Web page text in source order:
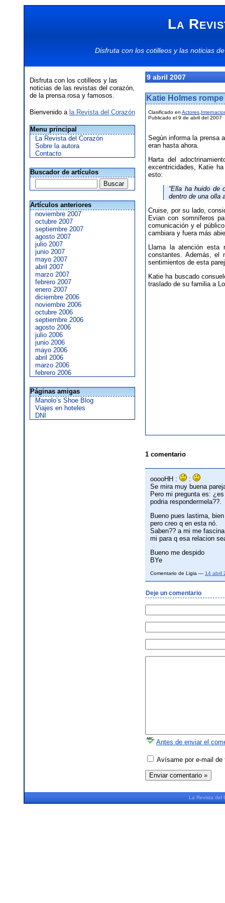
La
Disfruta con los cotilleosy las noticias
Disfruta con los cotilleos y las
noticias de las revistas del corazón,
de la prensa rosa y famosos.
Bienvenido a la Revista del Corazón
Menu principal
La Revista del Corazón
Sobre la autora
Contacto
Buscador de artículos
Artículos anteriores
noviembre 2007
octubre 2007
septiembre 2007
agosto 2007
julio 2007
junio 2007
mayo 2007
abril 2007
marzo 2007
febrero 2007
enero 2007
diciembre 2006
noviembre 2006
octubre 2006
septiembre 2006
agosto 2006
julio 2006
junio 2006
mayo 2006
abril 2006
marzo 2006
febrero 2006
Páginas amigas
Manolo’s Shoe Blog
Viajes en hoteles
DNI
9 abril 2007
Katie Holmes
Clasificado en Actores
Publicado el 9 de abril del 2007
Según informa la prensa
eran hasta ahora.
Harta del
excentricidades, Katie
esto:
“Ella ha huido de
dentro de una olla
Cruise, por su lado,
Evian con somníferos
comunicación y el
cambiara y fuera más
Llama la atención esta
constantes. Además, el
sentimientos de esta
Katie ha buscado
traslado de su familia a
1 comentario
ooooHH :
:
Se mira muy buena
Pero mi pregunta es:
podria respondermela??.
Bueno pues lastima,
pero creo q en esta nó.
Saben?? a mi me
mi para q esa relacion
Bueno me despido
BYe
Comentario de Ligia — 14 abril
Deje un comentario
Antes de enviar el
Avísame por e-mail de
La Revista del